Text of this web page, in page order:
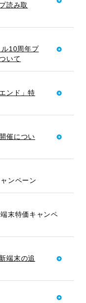
読み取
ル10周年プ
いて
ンド」特
催につい
ンペーン
末特価キャンペ
端末の追